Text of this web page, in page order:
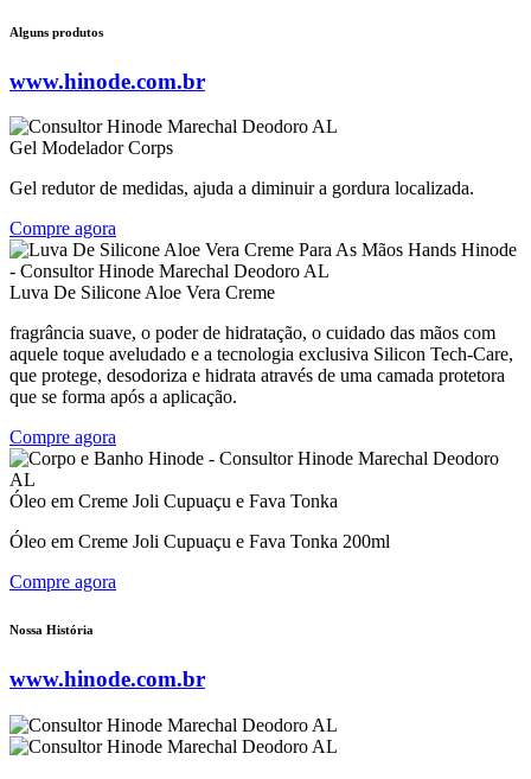
Alguns produtos
www.hinode.com.br
Gel Modelador Corps
Gel redutor de medidas, ajuda a diminuir a gordura localizada.
Compre agora
Luva De Silicone Aloe Vera Creme
fragrância suave, o poder de hidratação, o cuidado das mãos com
aquele toque aveludado e a tecnologia exclusiva Silicon Tech-Care,
que protege, desodoriza e hidrata através de uma camada protetora
que se forma após a aplicação.
Compre agora
Óleo em Creme Joli Cupuaçu e Fava Tonka
Óleo em Creme Joli Cupuaçu e Fava Tonka 200ml
Compre agora
Nossa História
www.hinode.com.br